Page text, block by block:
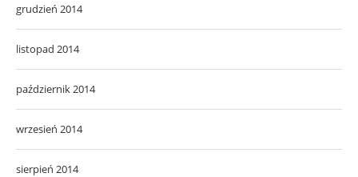
grudzień 2014
listopad 2014
październik 2014
wrzesień 2014
sierpień 2014